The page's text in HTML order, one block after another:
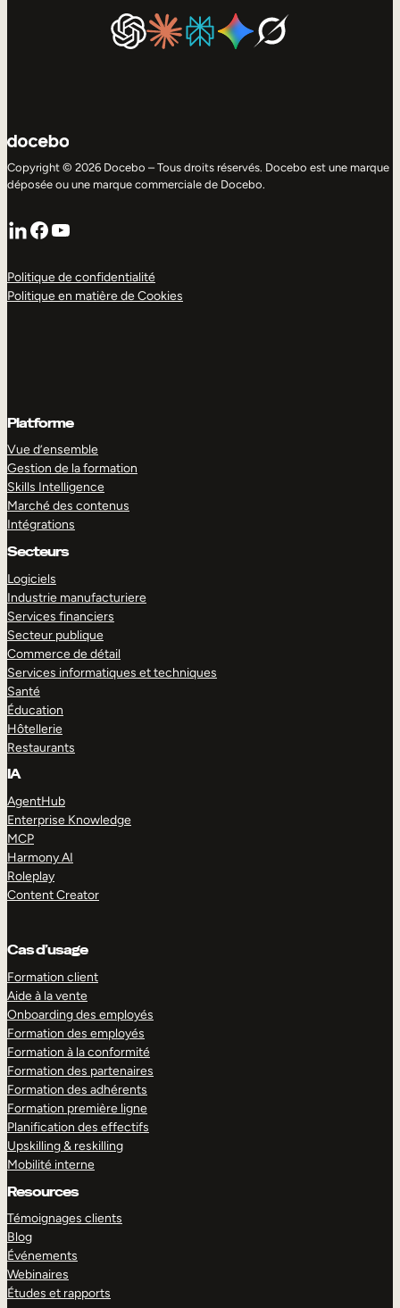
Copyright © 2026 Docebo – Tous droits réservés. Docebo est une marque
déposée ou une marque commerciale de Docebo.
LinkedIn
Facebook
YouTube
Politique de confidentialité
Politique en matière de Cookies
Platforme
Vue d’ensemble
Gestion de la formation
Skills Intelligence
Marché des contenus
Intégrations
Secteurs
Logiciels
Industrie manufacturiere
Services financiers
Secteur publique
Commerce de détail
Services informatiques et techniques
Santé
Éducation
Hôtellerie
Restaurants
IA
AgentHub
Enterprise Knowledge
MCP
Harmony AI
Roleplay
Content Creator
Cas d’usage
Formation client
Aide à la vente
Onboarding des employés
Formation des employés
Formation à la conformité
Formation des partenaires
Formation des adhérents
Formation première ligne
Planification des effectifs
Upskilling & reskilling
Mobilité interne
Resources
Témoignages clients
Blog
Événements
Webinaires
Études et rapports